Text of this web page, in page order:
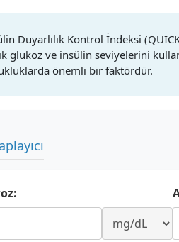
Duyarlılık Kontrol İndeksi
glukoz ve insülin seviyelerini
önemli bir faktördür.